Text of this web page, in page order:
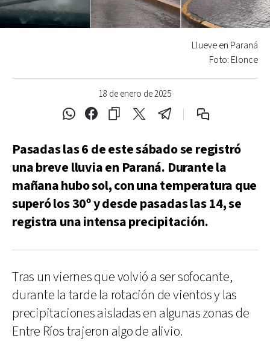
18 de enero de 2025
Llueve en Paraná
Foto: Elonce
Pasadas las 6 de este sábado se registró
una breve lluvia en Paraná. Durante la
mañana hubo sol, con una temperatura que
superó los 30º y desde pasadas las 14, se
registra una intensa precipitación.
Tras un viernes que volvió a ser sofocante,
durante la tarde la rotación de vientos y las
precipitaciones aisladas en algunas zonas de
Entre Ríos trajeron algo de alivio.